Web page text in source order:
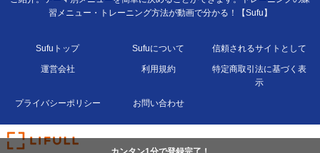
習メニュー・トレーニング方法が動画で分かる！【Sufu】
Sufuトップ Sufuについて 信頼されるサイトとして
運営会社 利用規約
特定商取引法に基づく表
示
プライバシーポリシー お問い合わせ